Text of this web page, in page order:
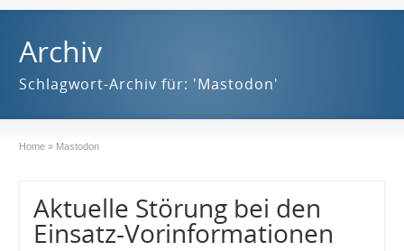
Archiv
Schlagwort-Archiv für: 'Mastodon'
Home » Mastodon
Aktuelle Störung bei den
Einsatz-Vorinformationen